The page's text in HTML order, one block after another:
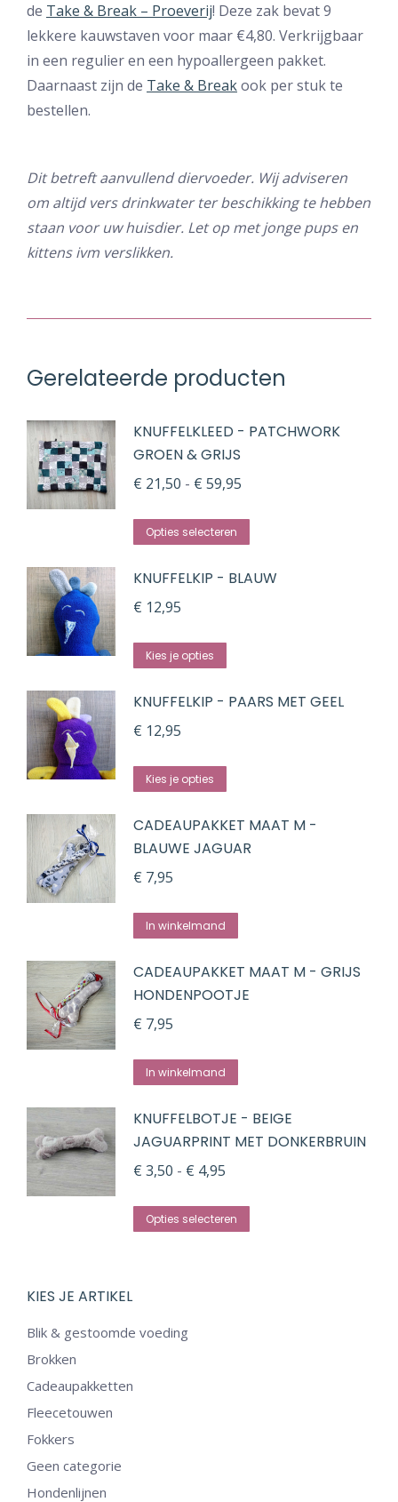
de Take & Break – Proeverij! Deze zak bevat 9
lekkere kauwstaven voor maar €4,80. Verkrijgbaar
in een regulier en een hypoallergeen pakket.
Daarnaast zijn de Take & Breakook per stuk te
bestellen.
Dit betreft aanvullend diervoeder. Wij adviseren
om altijd vers drinkwater ter beschikking te hebben
staan voor uw huisdier. Let op met jonge pups en
kittens ivm verslikken.
Gerelateerde producten
KNUFFELKLEED - PATCHWORK
GROEN & GRIJS
€ 21,50 - € 59,95
Opties selecteren
heeft
kan
productpagina
KNUFFELKIP - BLAUW
€ 12,95
Kies je opties
KNUFFELKIP - PAARS MET GEEL
€ 12,95
Kies je opties
heeft
meerdere
gekozen
worden
CADEAUPAKKET MAAT M -
BLAUWE JAGUAR
€ 7,95
In winkelmand
CADEAUPAKKET MAAT M - GRIJS
HONDENPOOTJE
€ 7,95
In winkelmand
KNUFFELBOTJE - BEIGE
JAGUARPRINT MET DONKERBRUIN
€ 3,50 - € 4,95
tot
Opties selecteren
KIES JE ARTIKEL
Blik & gestoomde voeding
Brokken
Cadeaupakketten
Fleecetouwen
Fokkers
Geen categorie
Hondenlijnen